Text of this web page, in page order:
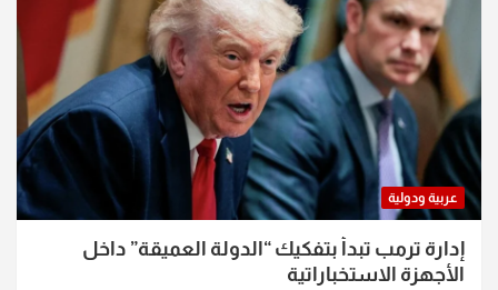
عربية ودولية
إدارة ترمب تبدأ بتفكيك “الدولة العميقة” داخل
الأجهزة الاستخباراتية